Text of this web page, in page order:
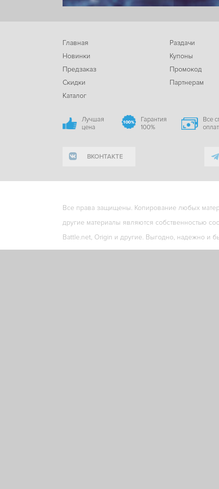
Главная
Новинки
Предзаказ
Скидки
Каталог
Раздачи
Купоны
Промокод
Партнерам
Лучшая
цена
Гарантия
100%
Все
ВКОНТАКТЕ
Все права защищены. Копирование любых
другие материалы являются собственностью
Battle.net, Origin и другие. Выгодно, надежно и